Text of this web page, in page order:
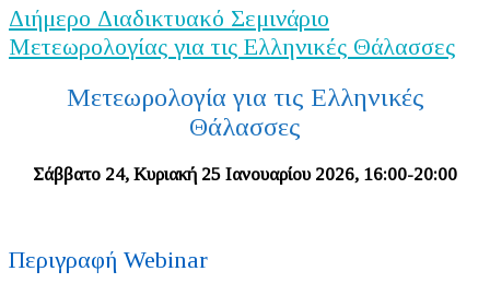
Διήμερο Διαδικτυακό Σεμινάριο
Μετεωρολογίας για τις Ελληνικές Θάλασσες
Μετεωρολογία για τις Ελληνικές
Θάλασσες
Σάββατο 24, Κυριακή 25 Ιανουαρίου 2026, 16:00-20:00
Περιγραφή Webinar